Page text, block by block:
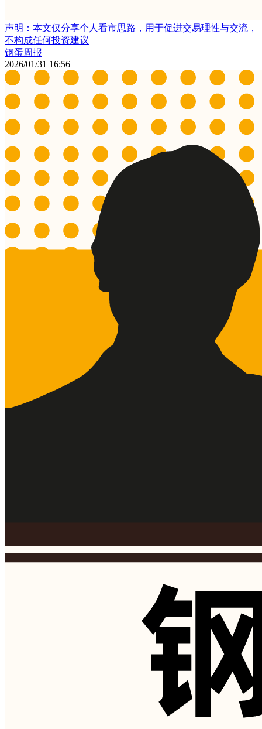
声明：本文仅分享个人看市思路，用于促进交易理性与交流，
不构成任何投资建议
钢蛋周报
2026/01/31 16:56